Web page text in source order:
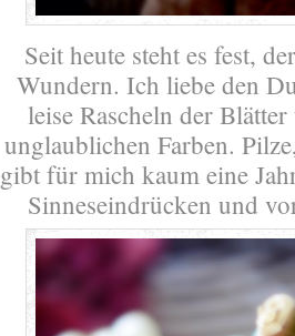
Seit heute steht es fest,
Wundern. Ich liebe den
leise Rascheln der
unglaublichen Farben.
gibt für mich kaum eine
Sinneseindrücken und